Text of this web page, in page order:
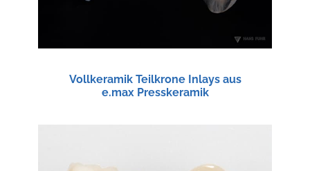
Vollkeramik Teilkrone Inlays aus
e.max Presskeramik